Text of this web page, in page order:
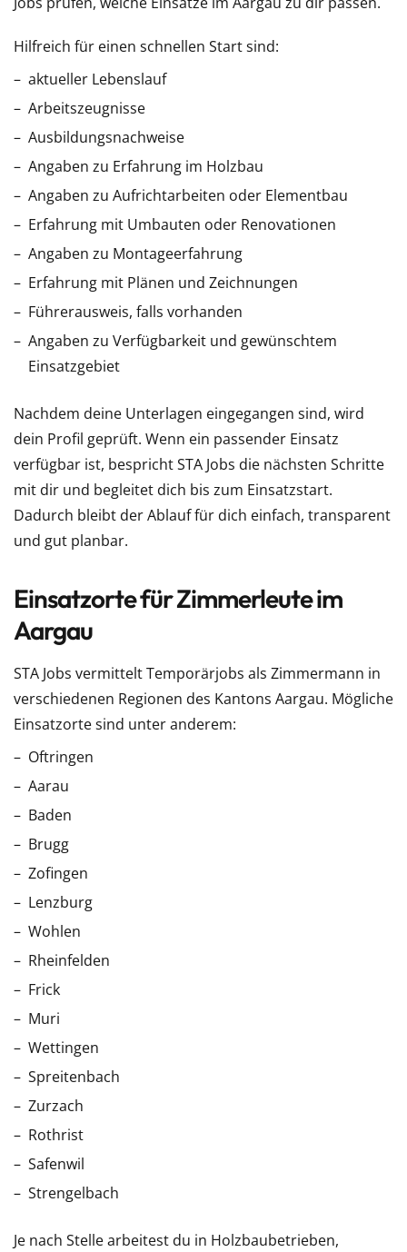
Hilfreich für einen schnellen Start sind:
aktueller Lebenslauf
Arbeitszeugnisse
Ausbildungsnachweise
Angaben zu Erfahrung im Holzbau
Angaben zu Aufrichtarbeiten oder Elementbau
Erfahrung mit Umbauten oder Renovationen
Angaben zu Montageerfahrung
Erfahrung mit Plänen und Zeichnungen
Führerausweis, falls vorhanden
Angaben zu Verfügbarkeit und gewünschtem
Einsatzgebiet
Nachdem deine Unterlagen eingegangen sind, wird
dein Profil geprüft. Wenn ein passender Einsatz
verfügbar ist, bespricht STA Jobs die nächsten Schritte
mit dir und begleitet dich bis zum Einsatzstart.
Dadurch bleibt der Ablauf für dich einfach, transparent
und gut planbar.
Einsatzorte für Zimmerleute im
Aargau
STA Jobs vermittelt Temporärjobs als Zimmermann in
verschiedenen Regionen des Kantons Aargau. Mögliche
Einsatzorte sind unter anderem:
Oftringen
Aarau
Baden
Brugg
Zofingen
Lenzburg
Wohlen
Rheinfelden
Frick
Muri
Wettingen
Spreitenbach
Zurzach
Rothrist
Safenwil
Strengelbach
Je nach Stelle arbeitest du in Holzbaubetrieben,